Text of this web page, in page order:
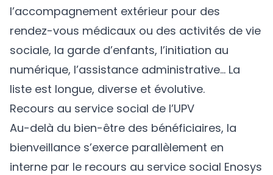
l’accompagnement extérieur pour des
rendez-vous médicaux ou des activités de vie
sociale, la garde d’enfants, l’initiation au
numérique, l’assistance administrative... La
liste est longue, diverse et évolutive.
Recours au service social de l’UPV
Au-delà du bien-être des bénéficiaires, la
bienveillance s’exerce parallèlement en
interne par le recours au service social Enosys